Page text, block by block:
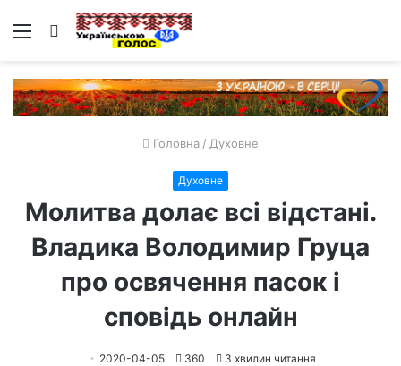
Меню Пошук
Головна / Духовне
Духовне
Молитва долає всі відстані.
Владика Володимир Груца
про освячення пасок і
сповідь онлайн
2020-04-05 360 3 хвилин читання